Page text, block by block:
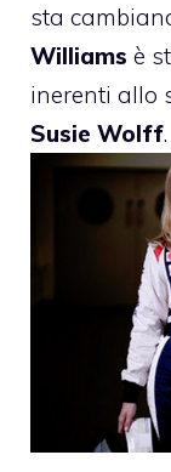
sta
Williams è
inerenti allo
Susie Wolff.